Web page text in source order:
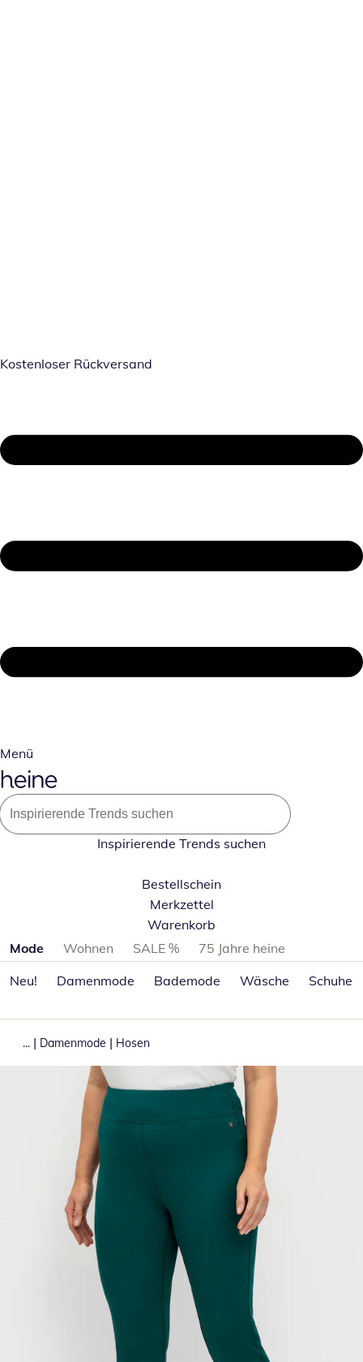
Kostenloser Rückversand
Menü
Inspirierende Trends suchen
Bestellschein
Merkzettel
Warenkorb
Produktkategorien überspringen
Mode Wohnen SALE %
75 Jahre heine
Neu!
Damenmode Bademode Wäsche Schuhe
... | Damenmode | Hosen